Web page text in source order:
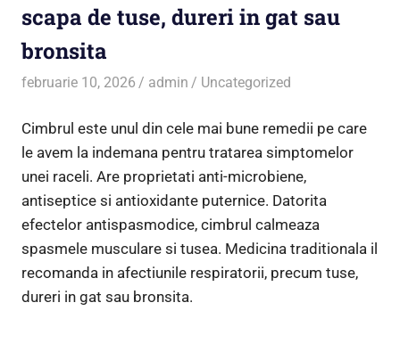
scapa de tuse, dureri in gat sau
bronsita
februarie 10, 2026 admin Uncategorized
Cimbrul este unul din cele mai bune remedii pe care
le avem la indemana pentru tratarea simptomelor
unei raceli. Are proprietati anti-microbiene,
antiseptice si antioxidante puternice. Datorita
efectelor antispasmodice, cimbrul calmeaza
spasmele musculare si tusea. Medicina traditionala il
recomanda in afectiunile respiratorii, precum tuse,
dureri in gat sau bronsita.